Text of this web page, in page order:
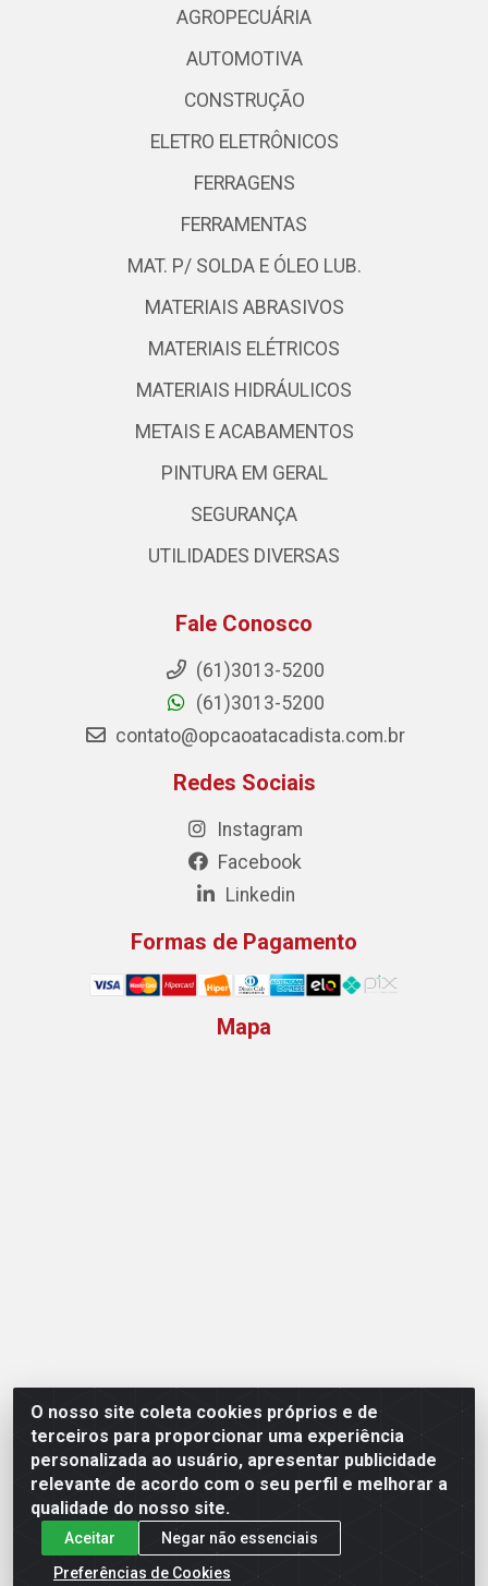
O nosso site coleta cookies próprios e de
terceiros para proporcionar uma experiência
personalizada ao usuário, apresentar publicidade
relevante de acordo com o seu perfil e melhorar a
qualidade do nosso site.
Aceitar
Negar não essenciais
Preferências de Cookies
AGROPECUÁRIA
AUTOMOTIVA
CONSTRUÇÃO
ELETRO ELETRÔNICOS
FERRAGENS
FERRAMENTAS
MAT. P/ SOLDA E ÓLEO LUB.
MATERIAIS ABRASIVOS
MATERIAIS ELÉTRICOS
MATERIAIS HIDRÁULICOS
METAIS E ACABAMENTOS
PINTURA EM GERAL
SEGURANÇA
UTILIDADES DIVERSAS
Fale Conosco
(61)3013-5200
(61)3013-5200
contato@opcaoatacadista.com.br
Redes Sociais
Instagram
Facebook
Linkedin
Formas de Pagamento
Mapa
Opção Atacadista - Setor De Industria Qi 21 Lt 23 A 41,
SN - Setor Industrial (Ceilândia), Brasília/DF - CEP
72265-210 - CNPJ 17.244.285/0001-09